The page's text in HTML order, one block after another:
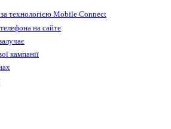
технологією Mobile Connect
на сайте
кампанії